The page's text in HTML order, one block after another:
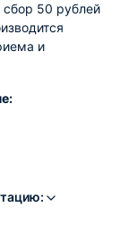
сбор 50 рублей
и